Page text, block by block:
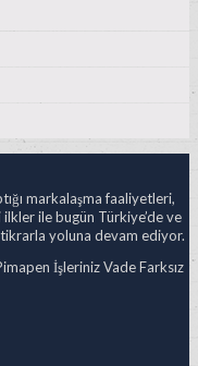
markalaşma faaliyetleri,
ile bugün Türkiye’de ve
yoluna devam ediyor.
İşleriniz Vade Farksız